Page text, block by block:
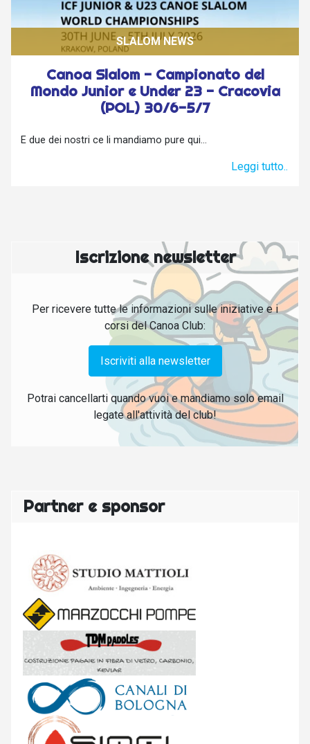
Canoa Slalom - Campionato del
Mondo Junior e Under 23 - Cracovia
(POL) 30/6-5/7
SLALOM NEWS
E due dei nostri ce li mandiamo pure qui...
Leggi tutto..
Iscrizione newsletter
Per ricevere tutte le informazioni sulle iniziative e i
corsi del Canoa Club:
Iscriviti alla newsletter
Potrai cancellarti quando vuoi e mandiamo solo email
legate all'attività del club!
Partner e sponsor